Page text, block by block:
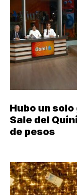
Hubo un
Sale del
de pesos